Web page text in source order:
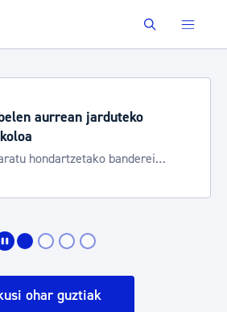
Buscar
aurrean jarduteko
hondartzetako banderei
ohar guztiak